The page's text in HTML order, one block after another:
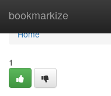
bookmarkize
Home
Home
1